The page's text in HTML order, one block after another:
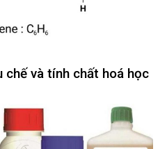
chế và tính chất hoá học